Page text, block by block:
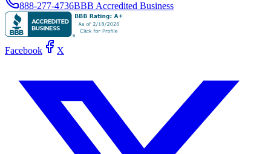
888-277-4736BBB Accredited Business
Facebook X